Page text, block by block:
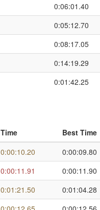
0:06:01.40
0:05:12.70
0:08:17.05
0:14:19.29
0:01:42.25
Time Best Time
0:00:10.20 0:00:09.80
0:00:11.91 0:00:11.90
0:01:21.50 0:01:04.28